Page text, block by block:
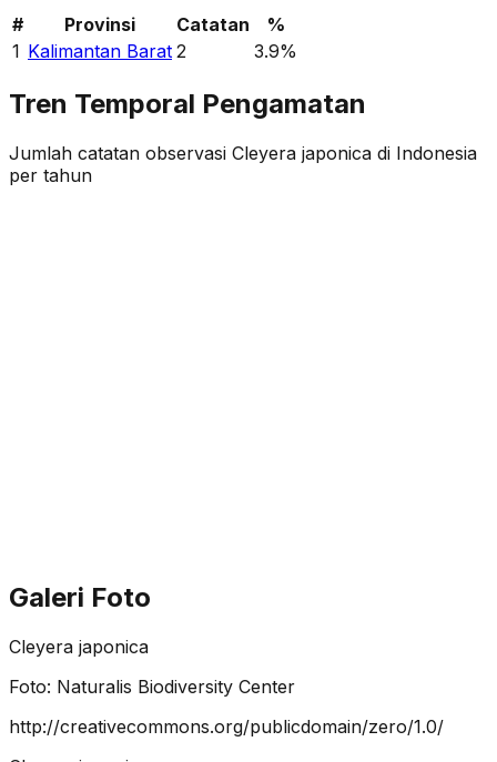
# Provinsi Catatan
%
1 Kalimantan Barat 2 3.9%
Tren Temporal Pengamatan
Jumlah catatan observasi Cleyera japonica di Indonesia
per tahun
Galeri Foto
Cleyera japonica
Foto: Naturalis Biodiversity Center
http://creativecommons.org/publicdomain/zero/1.0/